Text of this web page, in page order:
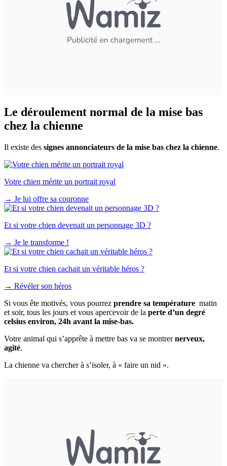
Le déroulement normal de la mise bas
chez la chienne
Il existe des signes annonciateurs de la mise bas chez la chienne.
Votre chien mérite un portrait royal
→ Je lui offre sa couronne
Et si votre chien devenait un personnage 3D ?
→ Je le transforme !
Et si votre chien cachait un véritable héros ?
→ Révéler son héros
Si vous ête motivés, vous pourrez prendre sa température matin
et soir, tous les jours et vous apercevoir de la perte d’un degré
celsius environ, 24h avant la mise-bas.
Votre animal qui s’apprête à mettre bas va se montrernerveux,
agité.
La chienne va chercher à s’isoler, à « faire un nid ».